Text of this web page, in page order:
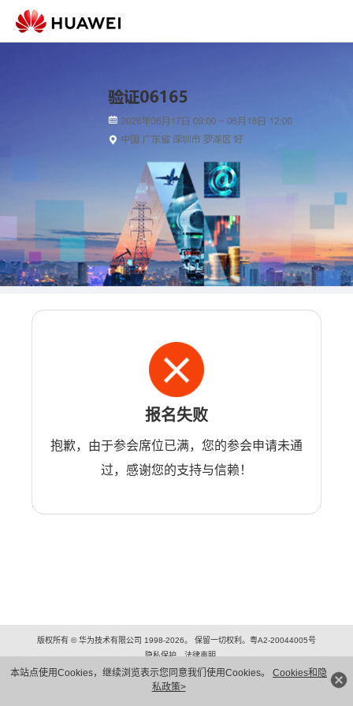
本站点使用Cookies，继续浏览表示您同意我们使用Cookies。 Cookies和隐
私政策>
报名失败
抱歉，由于参会席位已满，您的参会申请未通
过，感谢您的支持与信赖！
版权所有 © 华为技术有限公司 1998-2026。 保留一切权利。粤A2-20044005号
隐私保护
法律声明